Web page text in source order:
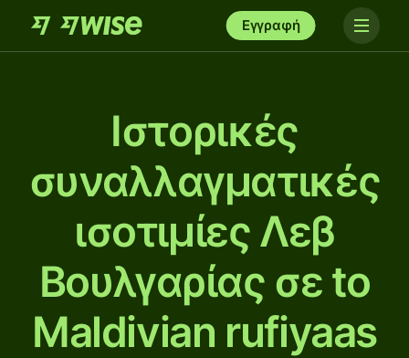
Εγγραφή
Ιστορικές
συναλλαγματικές
ισοτιμίες Λεβ
Βουλγαρίας σε to
Maldivian rufiyaas